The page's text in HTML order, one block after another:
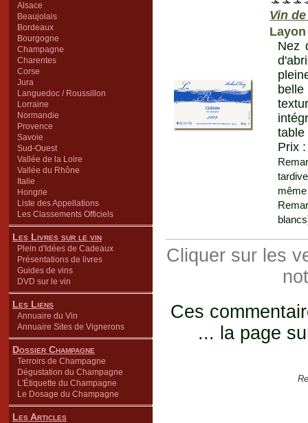
Alsace
Beaujolais
Bordeaux
Bourgogne
Champagne
Charentes
Corse
Jura
Languedoc / Roussillon
Lorraine
Normandie
Provence
Savoie
Sud-Ouest
Vallée de la Loire
Vallée du Rhône
Italie
Hongrie
Liste des Appellations
Les Classements Officiels
Les Livres sur le vin
Plein d'Idées de Cadeaux
Présentations de livres
Guides de vins
DVD sur le vin
Les Liens
Annuaire du Vin
Annuaire Sites de Vignerons
Dossier Champagne
Terroirs de Champagne
Dégustation du Champagne
L'Étiquette du Champagne
Le Dosage du Champagne
Les Articles
Vin
Layon
Nez
table
Prix
Cliquer sur les
Ces
... la page